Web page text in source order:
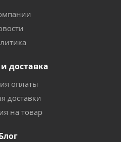
доставка
оплаты
доставки
на товар